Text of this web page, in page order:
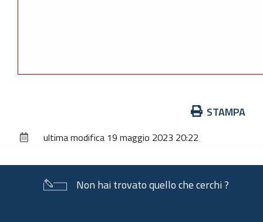
documento
STAMPA
ultima modifica 19 maggio 2023 20:22
Non hai trovato quello che cerchi ?